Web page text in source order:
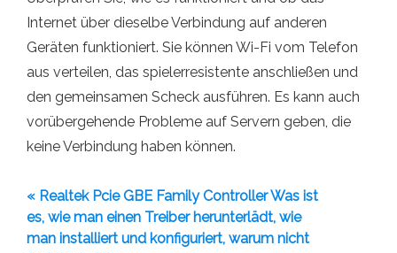
Internet über dieselbe Verbindung auf anderen
Geräten funktioniert. Sie können Wi-Fi vom Telefon
aus verteilen, das spielerresistente anschließen und
den gemeinsamen Scheck ausführen. Es kann auch
vorübergehende Probleme auf Servern geben, die
keine Verbindung haben können.
« Realtek Pcie GBE Family Controller Was ist
es, wie man einen Treiber herunterlädt, wie
man installiert und konfiguriert, warum nicht